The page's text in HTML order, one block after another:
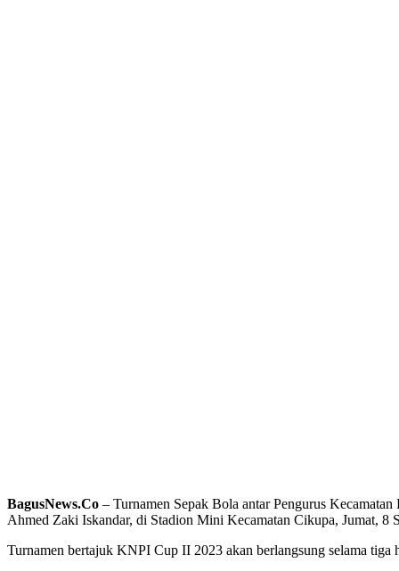
BagusNews.Co – Turnamen Sepak Bola antar Pengurus
Ahmed Zaki Iskandar, di Stadion Mini Kecamatan Cikupa, Jumat, 8
Turnamen bertajuk KNPI Cup II 2023 akan berlangsung selama tiga